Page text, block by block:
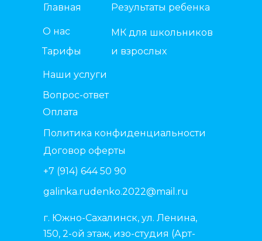
Главная
О нас
Тарифы
Результаты ребенка
Договор оферты
Политика конфиденциальности
galinka.rudenko.2022@mail.ru
г. Южно-Сахалинск, ул. Ленина,
150, 2-ой этаж, изо-студия (Арт-
+7 (914) 644 50 90
Наши услуги
Оплата
Вопрос-ответ
МК для школьников
и взрослых